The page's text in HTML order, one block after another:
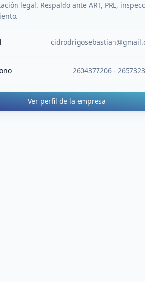
legal. Respaldo ante ART, PRL,
2604377206 -
Ver perfil de la empresa